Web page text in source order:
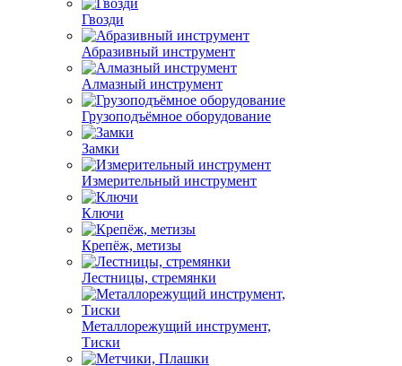
Гвозди
Абразивный инструмент
Алмазный инструмент
Грузоподъёмное оборудование
Замки
Измерительный инструмент
Ключи
Крепёж, метизы
Лестницы, стремянки
Металлорежущий инструмент,
Тиски